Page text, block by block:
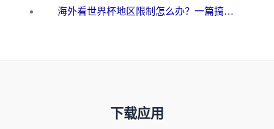
海外看世界杯地区限制怎么办？一篇搞定咪咕视频播放+国内资源无缝访问指南
下载应用